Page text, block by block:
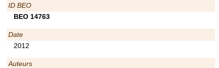
ID BEO
BEO 14763
Date
2012
Auteurs